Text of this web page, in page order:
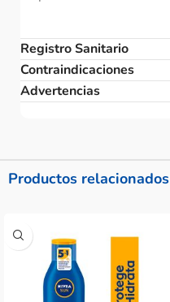
Registro Sanitario
Contraindicaciones
Advertencias
Productos relacionados